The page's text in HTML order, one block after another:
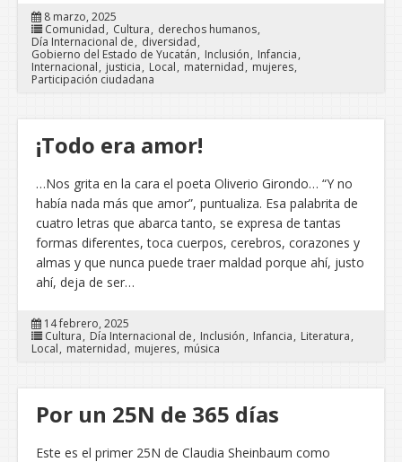
8 marzo, 2025
Comunidad
Cultura
derechos humanos
Día Internacional de
diversidad
Gobierno del Estado de Yucatán
Inclusión
Infancia
Internacional
justicia Local maternidad
mujeres
Participación ciudadana
¡Todo era amor!
…Nos grita en la cara el poeta Oliverio Girondo… “Y no
había nada más que amor”, puntualiza. Esa palabrita de
cuatro letras que abarca tanto, se expresa de tantas
formas diferentes, toca cuerpos, cerebros, corazones y
almas y que nunca puede traer maldad porque ahí, justo
ahí, deja de ser…
14 febrero, 2025
Cultura
Día Internacional de Inclusión Infancia
Literatura
Local
maternidad mujeres música
Por un 25N de 365 días
Este es el primer 25N de Claudia Sheinbaum como